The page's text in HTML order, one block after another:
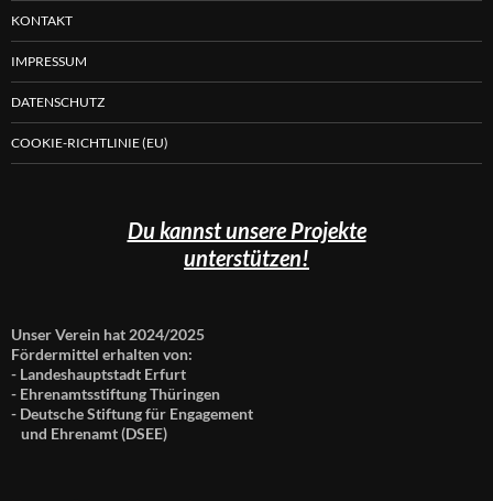
KONTAKT
IMPRESSUM
DATENSCHUTZ
COOKIE-RICHTLINIE (EU)
Du kannst unsere Projekte
unterstützen!
Unser Verein hat 2024/2025
Fördermittel erhalten von:
- Landeshauptstadt Erfurt
- Ehrenamtsstiftung Thüringen
- Deutsche Stiftung für Engagement
und Ehrenamt (DSEE)